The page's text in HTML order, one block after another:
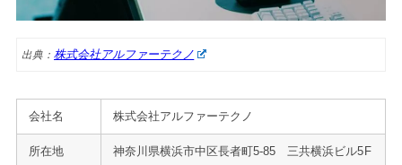
出典： 株式会社アルファーテクノ
会社名 株式会社アルファーテクノ
所在地 神奈川県横浜市中区長者町5-85 三共横浜ビル5F